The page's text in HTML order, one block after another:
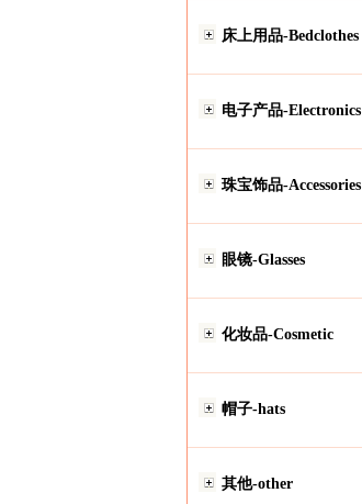
床上用品-Bedclothes
电子产品-Electronics
珠宝饰品-Accessories
眼镜-Glasses
化妆品-Cosmetic
帽子-hats
其他-other